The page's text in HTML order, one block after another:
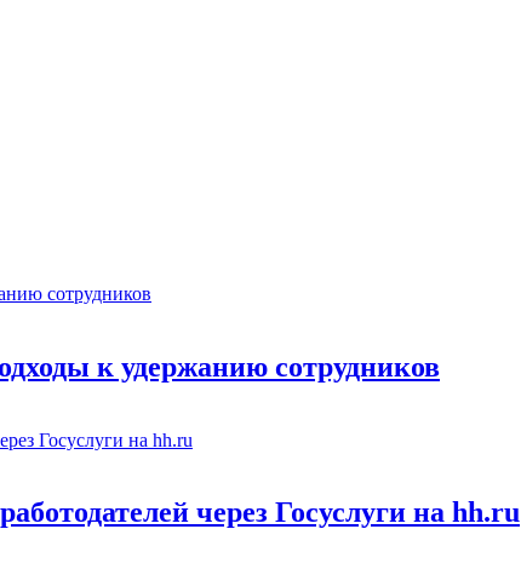
к удержанию сотрудников
через Госуслуги на hh.ru